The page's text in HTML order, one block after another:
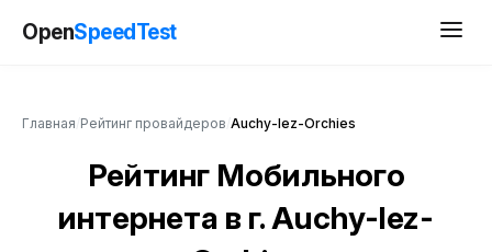
OpenSpeedTest
Главная Рейтинг провайдеров Auchy-lez-Orchies
Рейтинг Мобильного
интернета в г. Auchy-lez-